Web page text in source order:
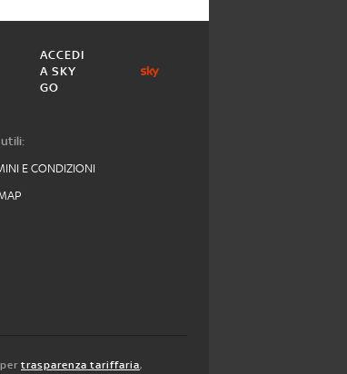
ACCEDI
A SKY
GO
utili:
E CONDIZIONI
trasparenza tariffaria,